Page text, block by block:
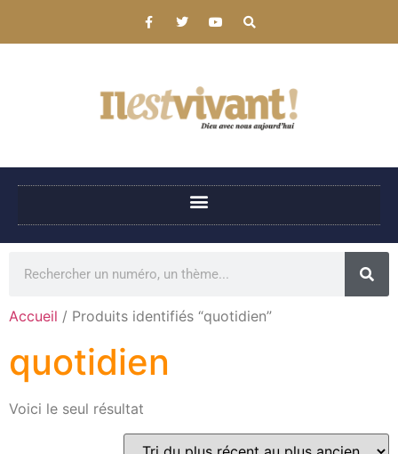
Accueil / Produits identifiés “quotidien”
quotidien
Voici le seul résultat